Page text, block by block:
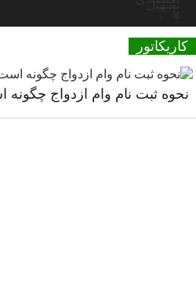
کاریکاتور
نحوه ثبت نام وام ازدواج